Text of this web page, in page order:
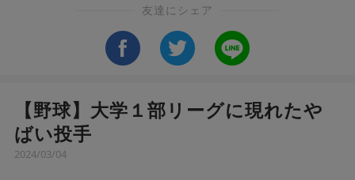
友達にシェア
【野球】大学１部リーグに現れたや
ばい投手
2024/03/04